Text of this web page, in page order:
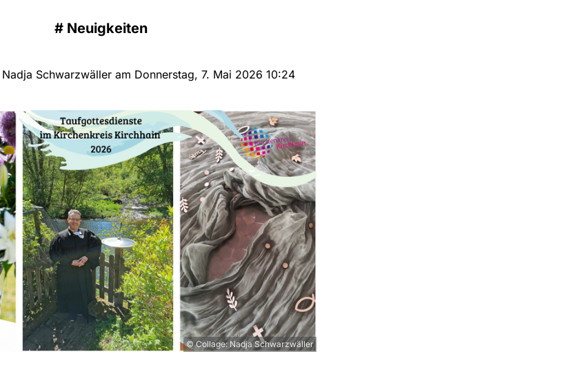
# Neuigkeiten
Schwarzwäller am Donnerstag, 7. Mai 2026 10:24
© Collage: Nadja Schwarzwäller